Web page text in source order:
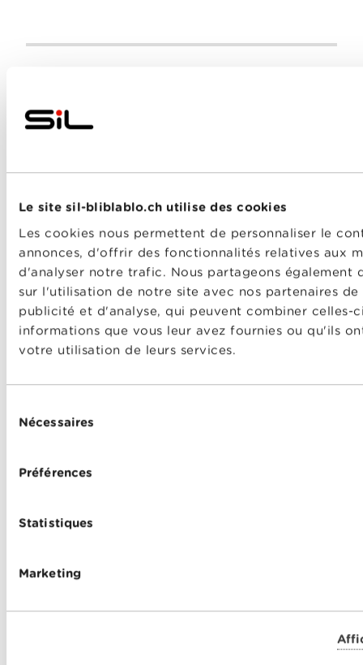
Le site sil-bliblablo.ch utilise des cookies
Les cookies nous permettent de personnaliser le
annonces, d'offrir des fonctionnalités relatives aux
d'analyser notre trafic. Nous partageons également
sur l'utilisation de notre site avec nos partenaires de
publicité et d'analyse, qui peuvent combiner celles-
informations que vous leur avez fournies ou qu'ils
votre utilisation de leurs services.
duNécessaires
Préférences
Statistiques
Marketing
PARTICULIERS
Télévision
Montre d'alarme
ENTREPRISES
Offres combinées
Internet
Téléphonie
Mobile
Admin